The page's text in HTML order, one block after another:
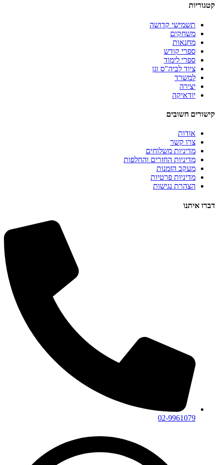
קטגוריות
תשמישי קדושה
משחקים
מחנאות
ספרי קודש
ספרי לימוד
ציוד לביה"ס וגן
למשרד
יצירה
יודאיקה
קישורים חשובים
אודות
צרו קשר
מדיניות משלוחים
מדיניות החזרים והחלפות
מעקב הזמנות
מדיניות פרטיות
הצהרת נגישות
דברו איתנו
02-9961079